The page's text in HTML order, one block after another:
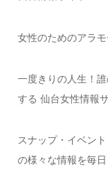
女性のためのアラ
一度きりの人生！
する 仙台女性情報
スナップ・イベン
の様々な情報を毎日